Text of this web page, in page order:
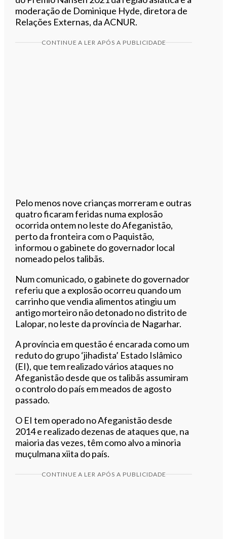
moderação de Dominique Hyde, diretora de
Relações Externas, da ACNUR.
CONTINUE A LER APÓS A PUBLICIDADE
Pelo menos nove crianças morreram e outras
quatro ficaram feridas numa explosão
ocorrida ontem no leste do Afeganistão,
perto da fronteira com o Paquistão,
informou o gabinete do governador local
nomeado pelos talibãs.
Num comunicado, o gabinete do governador
referiu que a explosão ocorreu quando um
carrinho que vendia alimentos atingiu um
antigo morteiro não detonado no distrito de
Lalopar, no leste da província de Nagarhar.
A província em questão é encarada como um
reduto do grupo ‘jihadista’ Estado Islâmico
(EI), que tem realizado vários ataques no
Afeganistão desde que os talibãs assumiram
o controlo do país em meados de agosto
passado.
O EI tem operado no Afeganistão desde
2014 e realizado dezenas de ataques que, na
maioria das vezes, têm como alvo a minoria
muçulmana xiita do país.
CONTINUE A LER APÓS A PUBLICIDADE